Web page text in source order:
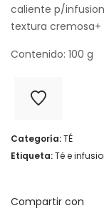
caliente p/
textura
Contenido: 100 g
Categoría:TÉ
Etiqueta:Té e
Compartir con